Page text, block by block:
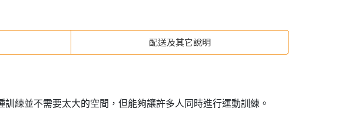
配送及其它說明
練並不需要太大的空間，但能夠讓許多人同時進行運動訓練。